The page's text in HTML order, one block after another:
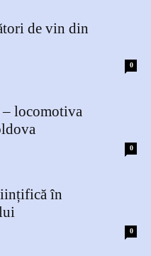
de vin din
0
locomotiva
0
în
0